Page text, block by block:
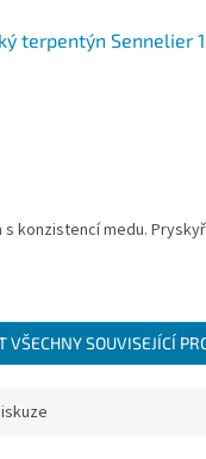
terpentýn Sennelier
konzistencí medu.
VŠECHNY SOUVISEJÍCÍ